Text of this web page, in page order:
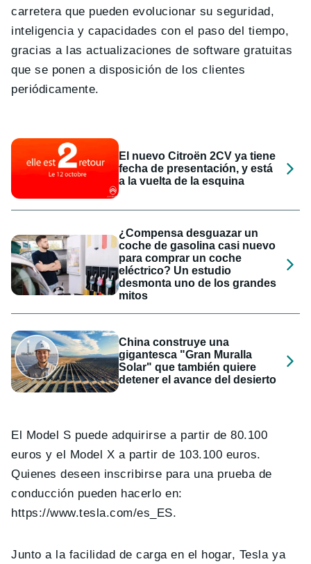
carretera que pueden evolucionar su seguridad,
inteligencia y capacidades con el paso del tiempo,
gracias a las actualizaciones de software gratuitas
que se ponen a disposición de los clientes
periódicamente.
El nuevo Citroën 2CV ya tiene
fecha de presentación, y está
a la vuelta de la esquina
¿Compensa desguazar un
coche de gasolina casi nuevo
para comprar un coche
eléctrico? Un estudio
desmonta uno de los grandes
mitos
China construye una
gigantesca "Gran Muralla
Solar" que también quiere
detener el avance del desierto
El Model S puede adquirirse a partir de 80.100
euros y el Model X a partir de 103.100 euros.
Quienes deseen inscribirse para una prueba de
conducción pueden hacerlo en:
https://www.tesla.com/es_ES.
Junto a la facilidad de carga en el hogar, Tesla ya